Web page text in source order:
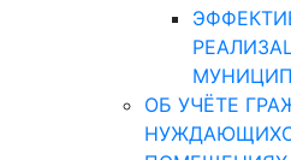
ОБ УЧЁТЕ